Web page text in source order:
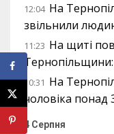
12:04 На
звільнили
11:23 На щиті
Тернопільщини:
10:31 На
чоловіка понад
4 Серпня